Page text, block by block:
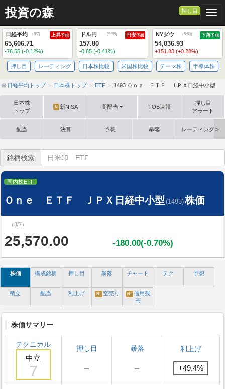
投資の森 押し目
日経平均 (8/7) 上昇予想
65,606.71
-76.55 (-0.12%)
ドル円 (5:55) 円安予想
157.80
-0.65 (-0.41%)
NYダウ (5:50) 下落予想
54,036.93
+151.83 (+0.28%)
押し目 レーティング 日本株比較 米国株比較 テーマ株 半導体株
日経平均トップ 日本株トップ ETF 1493 Ｏｎｅ ＥＴＦ ＪＰＸ日経中小型
日本株
トップ
N 新NISA 高配当 TOB速報
押し目
アラート
配当 決算 予想 暴落 レーティング格
銘柄検索
国内株ETF
Ｏｎｅ ＥＴＦ ＪＰＸ日経中小型 (1493)株価
（8/7）
25,570.00 -180.00(-0.70%)
株価 構成銘柄 押し目 暴落 チャート テク 予想
積立 配当 利上げ N! 空売り N! 信用残
高
株価サマリー
テクニカル
中立
7
押し目
－
暴落
－
利上げ
+49.4%